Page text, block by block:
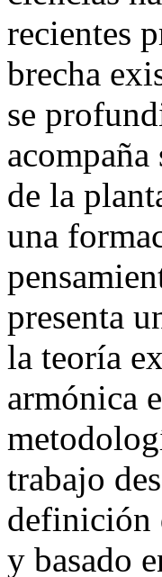
recientes
brecha
se
de la
una
presenta
la teoría
armónica
trabajo
definición
y basado